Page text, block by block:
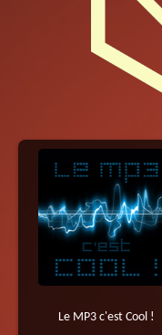
Le MP3 c'est Cool !